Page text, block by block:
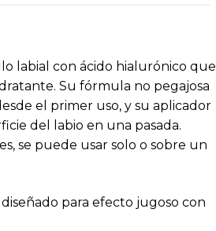
labial con ácido hialurónico que
Su fórmula no pegajosa
el primer uso, y su aplicador
del labio en una pasada.
se puede usar solo o sobre un
para efecto jugoso con